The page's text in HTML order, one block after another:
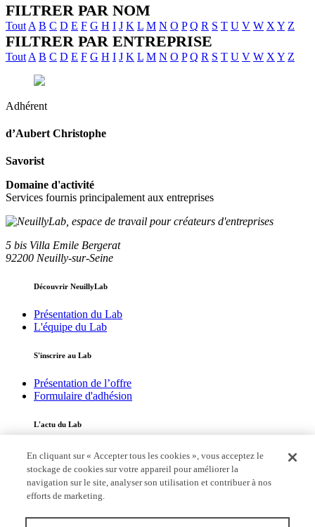
FILTRER PAR NOM
Tout A B C D E F G H I J K L M N O P Q R S T U V W X Y Z
FILTRER PAR ENTREPRISE
Tout A B C D E F G H I J K L M N O P Q R S T U V W X Y Z
Adhérent
d’Aubert Christophe
Savorist
Domaine d'activité
Services fournis principalement aux entreprises
5 bis Villa Emile Bergerat
92200 Neuilly-sur-Seine
Découvrir NeuillyLab
Présentation du Lab
L'équipe du Lab
S'inscrire au Lab
Présentation de l’offre
Formulaire d'adhésion
L'actu du Lab
Toute l'actualité
L’adhérent du mois
Annuaire
Parcourir l'annuaire
En cliquant sur « Accepter tous les cookies », vous acceptez le
stockage de cookies sur votre appareil pour améliorer la
navigation sur le site, analyser son utilisation et contribuer à nos
efforts de marketing.